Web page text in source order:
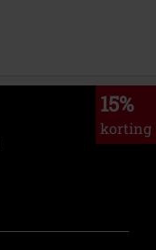
15%
korting